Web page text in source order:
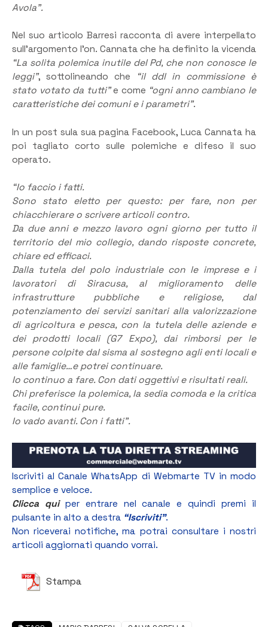
Avola”.
Nel suo articolo Barresi racconta di avere interpellato
sull’argomento l’on. Cannata che ha definito la vicenda
“La solita polemica inutile del Pd, che non conosce le
leggi”, sottolineando che
“il ddl in commissione è
stato votato da tutti”e come “ogni anno cambiano le
caratteristiche dei comuni e i parametri”.
In un post sula sua pagina Facebook, Luca Cannata ha
poi tagliato corto sulle polemiche e difeso il suo
operato.
“Io faccio i fatti.
Sono stato eletto per questo: per fare, non per
chiacchierare o scrivere articoli contro.
Da due anni e mezzo lavoro ogni giorno per tutto il
territorio del mio collegio, dando risposte concrete,
chiare ed efficaci.
Dalla tutela del polo industriale con le imprese e i
lavoratori di Siracusa, al miglioramento delle
infrastrutture pubbliche e religiose, dal
potenziamento dei servizi sanitari alla valorizzazione
di agricoltura e pesca, con la tutela delle aziende e
dei prodotti locali (G7 Expo), dai rimborsi per le
persone colpite dal sisma al sostegno agli enti locali e
alle famiglie…e potrei continuare.
Io continuo a fare. Con dati oggettivi e risultati reali.
Chi preferisce la polemica, la sedia comoda e la critica
facile, continui pure.
Io vado avanti. Con i fatti”.
Iscriviti al Canale WhatsApp di Webmarte TV in modo
semplice e veloce.
Clicca quiper entrare nel canale e quindi premi il
pulsante in alto a destra “Iscriviti”.
Non riceverai notifiche, ma potrai consultare i nostri
articoli aggiornati quando vorrai.
Stampa